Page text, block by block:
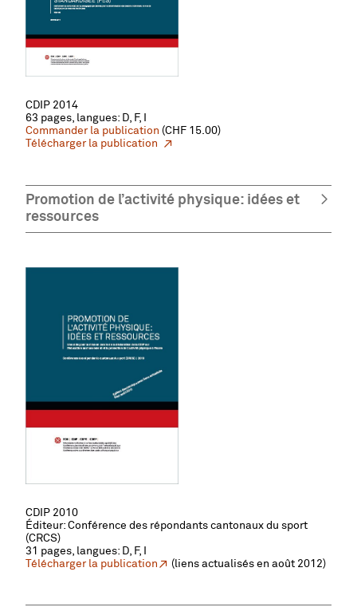
CDIP 2014
63 pages, langues: D, F, I
Commander la publication (CHF 15.00)
Télécharger la publication
Promotion de l’activité physique: idées et
ressources
CDIP 2010
Éditeur: Conférence des répondants cantonaux du sport
(CRCS)
31 pages, langues: D, F, I
Télécharger la publication
(liens actualisés en août 2012)